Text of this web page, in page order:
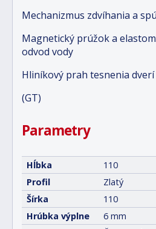
Mechanizmus zdvíhania a
Magnetický prúžok a
odvod vody
Hliníkový prah tesnenia dverí
(GT)
Parametry
Hĺbka
110
Profil
Zlatý
Šírka
110
Hrúbka výplne
6 mm